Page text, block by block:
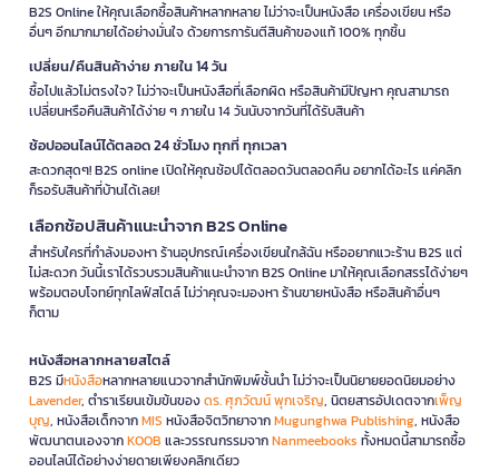
B2S Online ให้คุณเลือกซื้อสินค้าหลากหลาย ไม่ว่าจะเป็นหนังสือ เครื่องเขียน หรือ
อื่นๆ อีกมากมายได้อย่างมั่นใจ ด้วยการการันตีสินค้าของแท้ 100% ทุกชิ้น
เปลี่ยน/คืนสินค้าง่าย ภายใน 14 วัน
ซื้อไปแล้วไม่ตรงใจ? ไม่ว่าจะเป็นหนังสือที่เลือกผิด หรือสินค้ามีปัญหา คุณสามารถ
เปลี่ยนหรือคืนสินค้าได้ง่าย ๆ ภายใน 14 วันนับจากวันที่ได้รับสินค้า
ช้อปออนไลน์ได้ตลอด 24 ชั่วโมง ทุกที่ ทุกเวลา
สะดวกสุดๆ! B2S online เปิดให้คุณช้อปได้ตลอดวันตลอดคืน อยากได้อะไร แค่คลิก
ก็รอรับสินค้าที่บ้านได้เลย!
เลือกช้อปสินค้าแนะนำจาก B2S Online
สำหรับใครที่กำลังมองหา ร้านอุปกรณ์เครื่องเขียนใกล้ฉัน หรืออยากแวะร้าน B2S แต่
ไม่สะดวก วันนี้เราได้รวบรวมสินค้าแนะนำจาก B2S Online มาให้คุณเลือกสรรได้ง่ายๆ
พร้อมตอบโจทย์ทุกไลฟ์สไตล์ ไม่ว่าคุณจะมองหา ร้านขายหนังสือ หรือสินค้าอื่นๆ
ก็ตาม
หนังสือหลากหลายสไตล์
B2S มีหนังสือหลากหลายแนวจากสำนักพิมพ์ชั้นนำ ไม่ว่าจะเป็นนิยายยอดนิยมอย่าง
Lavender, ตำราเรียนเข้มข้นของดร. ศุภวัฒน์ พุกเจริญ, นิตยสารอัปเดตจากเพ็ญ
บุญ, หนังสือเด็กจากMIS หนังสือจิตวิทยาจากMugunghwa Publishing, หนังสือ
พัฒนาตนเองจากKOOB และวรรณกรรมจากNanmeebooks ทั้งหมดนี้สามารถซื้อ
ออนไลน์ได้อย่างง่ายดายเพียงคลิกเดียว